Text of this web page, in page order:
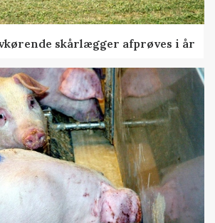
skårlægger afprøves i år